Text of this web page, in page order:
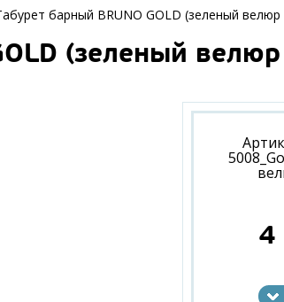
барный BRUNO GOLD (зеленый велюр
(зеленый
4